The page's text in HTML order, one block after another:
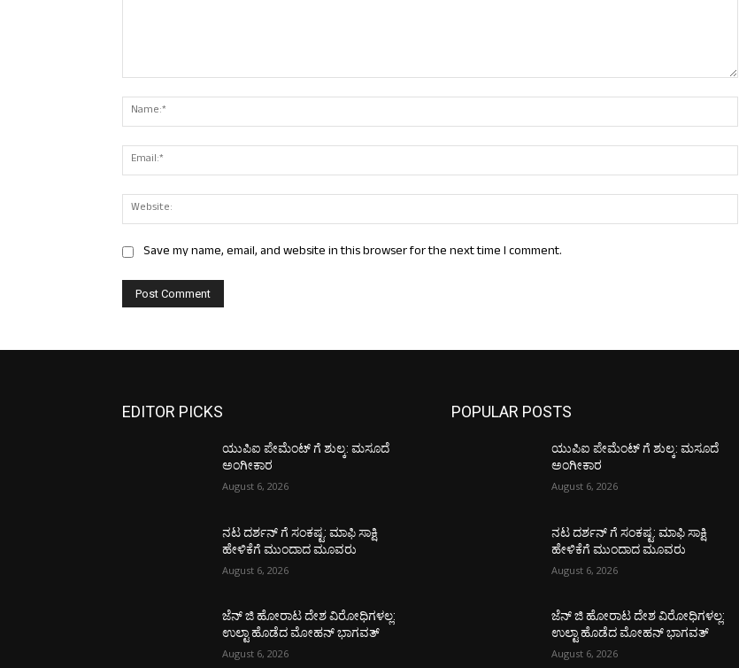
Save my name, email, and website in this browser for the next time I comment.
EDITOR PICKS
ಯುಪಿಐ ಪೇಮೆಂಟ್ ಗೆ ಶುಲ್ಕ: ಮಸೂದೆ
ಅಂಗೀಕಾರ
August 6, 2026
ನಟ ದರ್ಶನ್ ಗೆ ಸಂಕಷ್ಟ: ಮಾಫಿ ಸಾಕ್ಷಿ
ಹೇಳಿಕೆಗೆ ಮುಂದಾದ ಮೂವರು
August 6, 2026
ಜೆನ್ ಜಿ ಹೋರಾಟ ದೇಶ ವಿರೋಧಿಗಳಲ್ಲ:
ಉಲ್ಟಾ ಹೊಡೆದ ಮೋಹನ್ ಭಾಗವತ್
August 6, 2026
POPULAR POSTS
ಯುಪಿಐ ಪೇಮೆಂಟ್ ಗೆ ಶುಲ್ಕ: ಮಸೂದೆ
ಅಂಗೀಕಾರ
August 6, 2026
ನಟ ದರ್ಶನ್ ಗೆ ಸಂಕಷ್ಟ: ಮಾಫಿ ಸಾಕ್ಷಿ
ಹೇಳಿಕೆಗೆ ಮುಂದಾದ ಮೂವರು
August 6, 2026
ಜೆನ್ ಜಿ ಹೋರಾಟ ದೇಶ ವಿರೋಧಿಗಳಲ್ಲ:
ಉಲ್ಟಾ ಹೊಡೆದ ಮೋಹನ್ ಭಾಗವತ್
August 6, 2026